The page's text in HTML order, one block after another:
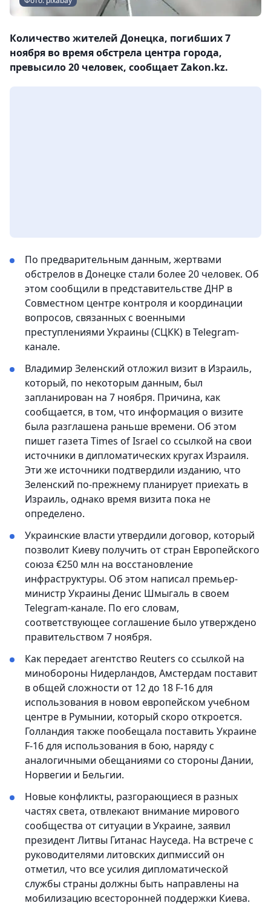
Количество жителей Донецка, погибших 7
ноября во время обстрела центра города,
превысило 20 человек, сообщает Zakon.kz.
По предварительным данным, жертвами
обстрелов в Донецке стали более 20 человек. Об
этом сообщили в представительстве ДНР в
Совместном центре контроля и координации
вопросов, связанных с военными
преступлениями Украины (СЦКК) в Telegram-
канале.
Владимир Зеленский отложил визит в Израиль,
который, по некоторым данным, был
запланирован на 7 ноября. Причина, как
сообщается, в том, что информация о визите
была разглашена раньше времени. Об этом
пишет газета Times of Israel со ссылкой на свои
источники в дипломатических кругах Израиля.
Эти же источники подтвердили изданию, что
Зеленский по-прежнему планирует приехать в
Израиль, однако время визита пока не
определено.
Украинские власти утвердили договор, который
позволит Киеву получить от стран Европейского
союза €250 млн на восстановление
инфраструктуры. Об этом написал премьер-
министр Украины Денис Шмыгаль в своем
Telegram-канале. По его словам,
соответствующее соглашение было утверждено
правительством 7 ноября.
Как передает агентство Reuters со ссылкой на
минобороны Нидерландов, Амстердам поставит
в общей сложности от 12 до 18 F-16 для
использования в новом европейском учебном
центре в Румынии, который скоро откроется.
Голландия также пообещала поставить Украине
F-16 для использования в бою, наряду с
аналогичными обещаниями со стороны Дании,
Норвегии и Бельгии.
Новые конфликты, разгорающиеся в разных
частях света, отвлекают внимание мирового
сообщества от ситуации в Украине, заявил
президент Литвы Гитанас Науседа. На встрече с
руководителями литовских дипмиссий он
отметил, что все усилия дипломатической
службы страны должны быть направлены на
мобилизацию всесторонней поддержки Киева.